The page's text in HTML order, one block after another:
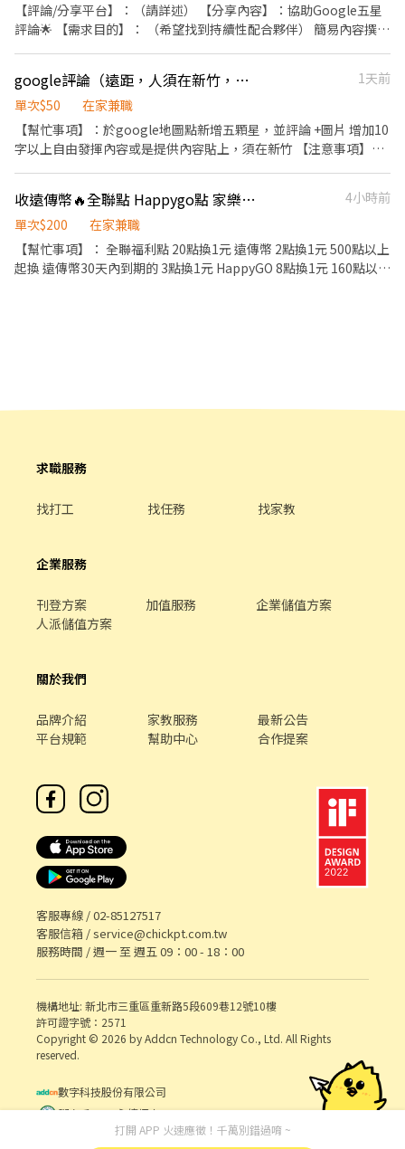
【評論/分享平台】：（請詳述） 【分享內容】：協助Google五星
評論🌟 【需求目的】： （希望找到持續性配合夥伴） 簡易內容撰寫
刪除 2.保密商家資訊 3.評論完成後截圖回傳並成功上傳 4.評論前請
先關閉GPS，以免評論被屏蔽 🌟前幾天有應徵工作的在麻煩私訊我
一次
google評論（遠距，人須在新竹，限一個帳號）
1天前
單次$50
在家兼職
【幫忙事項】：於google地圖點新增五顆星，並評論 +圖片 增加10
字以上自由發揮內容或是提供內容貼上，須在新竹 【注意事項】：
若評論被屏蔽或無顯示皆不符合該任務。 5.匯款可使用任何一家銀
行郵局
收遠傳幣🔥全聯點 Happygo點 家樂福錢包 家樂福即享卷 家樂福電子禮卷
4小時前
單次$200
在家兼職
【幫忙事項】： 全聯福利點 20點換1元 遠傳幣 2點換1元 500點以上
起換 遠傳幣30天內到期的 3點換1元 HappyGO 8點換1元 160點以上
求職服務
找打工 找任務 找家教
企業服務
刊登方案 加值服務
企業儲值方案
人派儲值方案
關於我們
品牌介紹 家教服務
最新公告
平台規範
幫助中心 合作提案
客服專線 /02-85127517
客服信箱 /service@chickpt.com.tw
服務時間 / 週一 至 週五 09：00 - 18：00
機構地址: 新北市三重區重新路5段609巷12號10樓
許可證字號：2571
Copyright © 2026 by Addcn Technology Co., Ltd. All Rights
reserved.
數字科技股份有限公司
鄧白氏 ESG 永續標章
打開 APP 火速應徵！千萬別錯過唷 ~